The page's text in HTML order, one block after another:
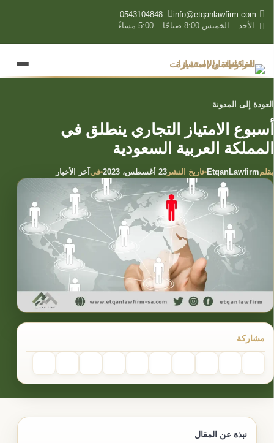
info@etqanlawfirm.com
0543104848
الأحد – الخميس 8:00 صباحًا – 5:00 مساءً
العودة إلى المدونة
أسبوع الامتياز التجاري ينطلق في
المملكة العربية السعودية
بقلمEtqanLawfirm تاريخ النشر 23 أغسطس، 2023 في آخر الأخبار
مشاركة
نبذة عن المقال